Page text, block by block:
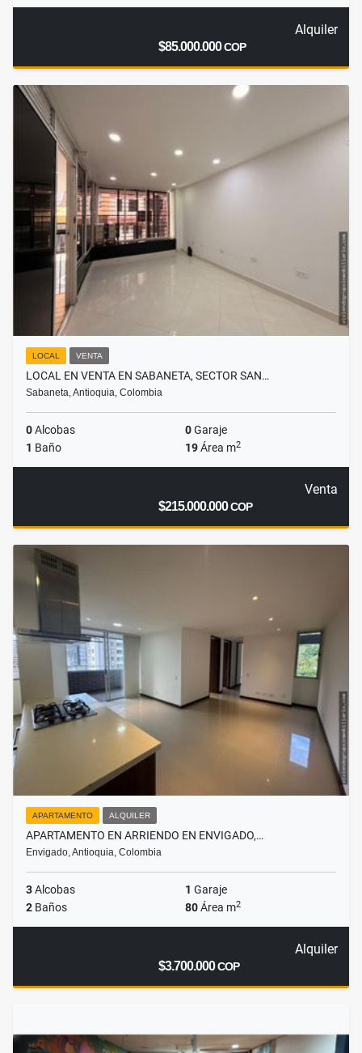
Alquiler
$85.000.000COP
LOCAL VENTA
LOCAL EN VENTA EN SABANETA, SECTOR SAN…
Sabaneta, Antioquia, Colombia
0Alcobas 0Garaje
1 Baño 19Área m2
Venta
$215.000.000COP
APARTAMENTO ALQUILER
APARTAMENTO EN ARRIENDO EN ENVIGADO,…
Envigado, Antioquia, Colombia
3Alcobas 1 Garaje
2 Baños 80Área m2
Alquiler
$3.700.000COP